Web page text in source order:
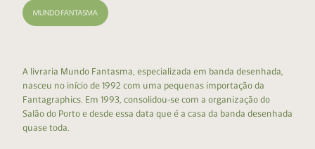
A livraria Mundo Fantasma, especializada em banda desenhada,
nasceu no início de 1992 com uma pequenas importação da
Fantagraphics. Em 1993, consolidou-se com a organização do
Salão do Porto e desde essa data que é a casa da banda desenhada
quase toda.